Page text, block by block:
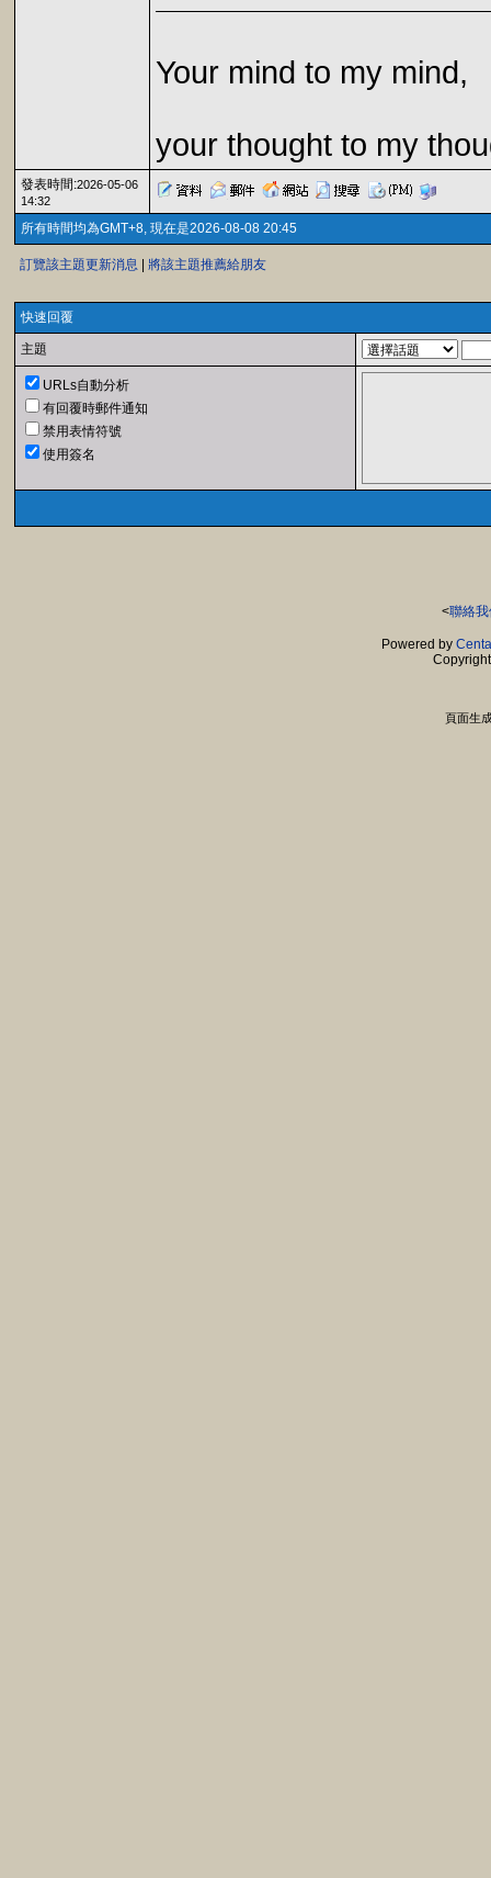
Your mind to my mind,
your thought to my
發表時間:2026-05-06
14:32
所有時間均為GMT+8, 現在是2026-08-08 20:45
訂覽該主題更新消息 將該主題推薦給朋友
快速回覆
主題
URLs自動分析
有回覆時郵件通知
禁用表情符號
使用簽名
<聯絡
Powered by
頁面生